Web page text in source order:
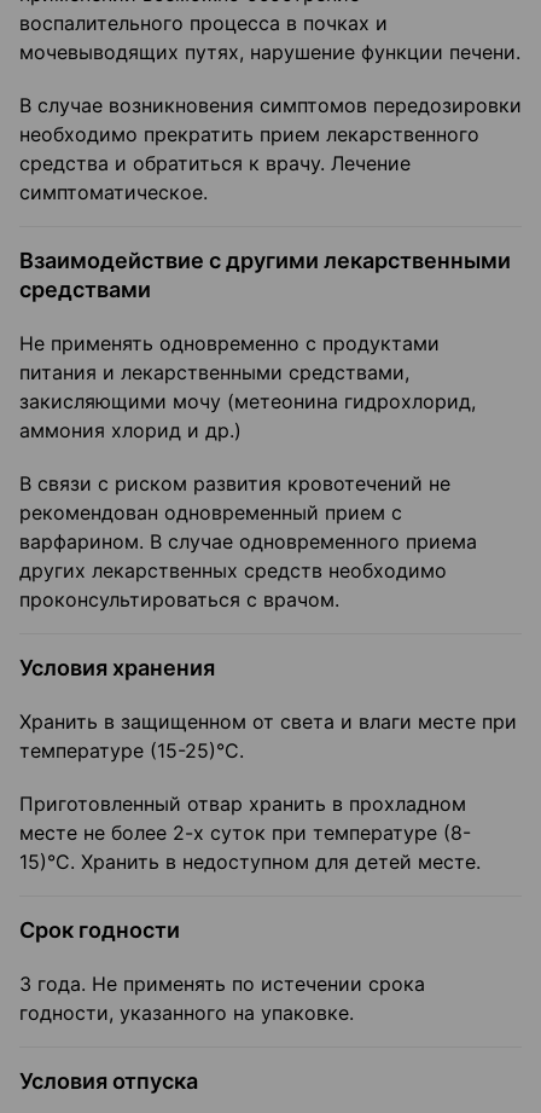
воспалительного процесса в почках и
мочевыводящих путях, нарушение функции печени.
В случае возникновения симптомов передозировки
необходимо прекратить прием лекарственного
средства и обратиться к врачу. Лечение
симптоматическое.
Взаимодействие с другими лекарственными
средствами
Не применять одновременно с продуктами
питания и лекарственными средствами,
закисляющими мочу (метеонина гидрохлорид,
аммония хлорид и др.)
В связи с риском развития кровотечений не
рекомендован одновременный прием с
варфарином. В случае одновременного приема
других лекарственных средств необходимо
проконсультироваться с врачом.
Условия хранения
Хранить в защищенном от света и влаги месте при
температуре (15-25)°C.
Приготовленный отвар хранить в прохладном
месте не более 2-х суток при температуре (8-
15)°С. Хранить в недоступном для детей месте.
Срок годности
3 года. Не применять по истечении срока
годности, указанного на упаковке.
Условия отпуска